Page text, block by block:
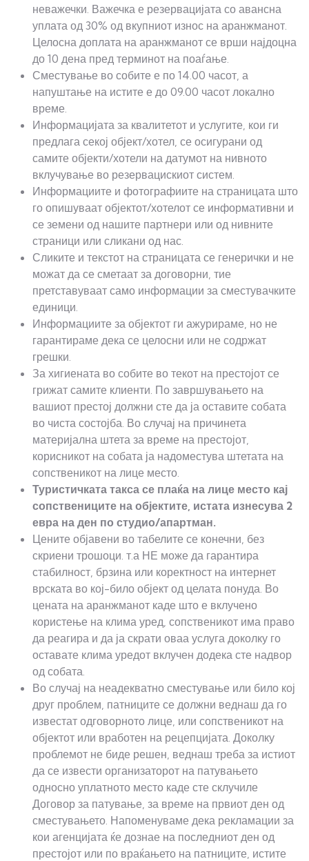
неважечки. Важечка е резервацијата со авансна
уплата од 30% од вкупниот износ на аранжманот.
Целосна доплата на аранжманот се врши најдоцна
до 10 дена пред терминот на поаѓање.
Сместување во собите е по 14.00 часот, а
напуштање на истите е до 09.00 часот локално
време.
Информацијата за квалитетот и услугите, кои ги
предлага секој објект/хотел, се осигурани од
самите објекти/хотели на датумот на нивното
вклучување во резервацискиот систем.
Информациите и фотографиите на страницата што
го опишуваат објектот/хотелот се информативни и
се земени од нашите партнери или од нивните
страници или сликани од нас.
Сликите и текстот на страницата се генерички и не
можат да се сметаат за договорни, тие
претставуваат само информации за сместувачките
единици.
Информациите за објектот ги ажурираме, но не
гарантираме дека се целосни или не содржат
грешки.
За хигиената во собите во текот на престојот се
грижат самите клиенти. По завршувањето на
вашиот престој должни сте да ја оставите собата
во чиста состојба. Во случај на причинета
материјална штета за време на престојот,
корисникот на собата ја надоместува штетата на
сопственикот на лице место.
Туристичката такса се плаќа на лице место кај
сопствениците на објектите, истата изнесува 2
евра на ден по студио/апартман.
Цените објавени во табелите се конечни, без
скриени трошоци. т.а НЕ може да гарантира
стабилност, брзина или коректност на интернет
врската во кој-било објект од целата понуда. Во
цената на аранжманот каде што е вклучено
користење на клима уред, сопственикот има право
да реагира и да ја скрати оваа услуга доколку го
оставате клима уредот вклучен додека сте надвор
од собата.
Во случај на неадекватно сместување или било кој
друг проблем, патниците се должни веднаш да го
известат одговорното лице, или сопственикот на
објектот или вработен на рецепцијата. Доколку
проблемот не биде решен, веднаш треба за истиот
да се извести организаторот на патувањето
односно уплатното место каде сте склучиле
Договор за патување, за време на првиот ден од
сместувањето. Напоменуваме дека рекламации за
кои агенцијата ќе дознае на последниот ден од
престојот или по враќањето на патниците, истите